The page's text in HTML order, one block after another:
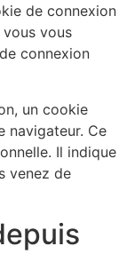
de connexion
vous vous
connexion
un cookie
navigateur. Ce
Il indique
venez de